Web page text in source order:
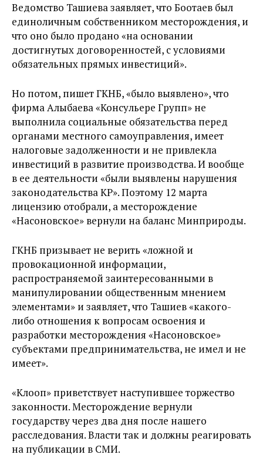
Ведомство Ташиева заявляет, что Боотаев был
единоличным собственником месторождения, и
что оно было продано «на основании
достигнутых договоренностей, с условиями
обязательных прямых инвестиций».
Но потом, пишет ГКНБ, «было выявлено», что
фирма Алыбаева «Консульере Групп» не
выполнила социальные обязательства перед
органами местного самоуправления, имеет
налоговые задолженности и не привлекла
инвестиций в развитие производства. И вообще
в ее деятельности «были выявлены нарушения
законодательства КР». Поэтому 12 марта
лицензию отобрали, а месторождение
«Насоновское» вернули на баланс Минприроды.
ГКНБ призывает не верить «ложной и
провокационной информации,
распространяемой заинтересованными в
манипулировании общественным мнением
элементами» и заявляет, что Ташиев «какого-
либо отношения к вопросам освоения и
разработки месторождения «Насоновское»
субъектами предпринимательства, не имел и не
имеет».
«Клооп» приветствует наступившее торжество
законности. Месторождение вернули
государству через два дня после нашего
расследования. Власти так и должны реагировать
на публикации в СМИ.